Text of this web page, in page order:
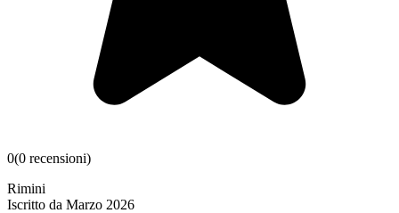
0(0 recensioni)
Rimini
Iscritto da Marzo 2026